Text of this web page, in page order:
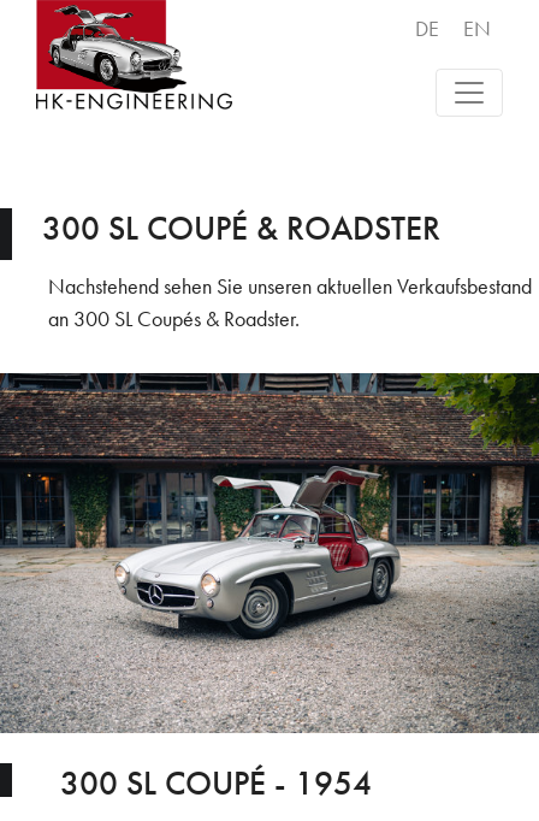
DE EN
300 SL COUPÉ & ROADSTER
Nachstehend sehen Sie unseren aktuellen Verkaufsbestand
an 300 SL Coupés & Roadster.
300 SL COUPÉ - 1954